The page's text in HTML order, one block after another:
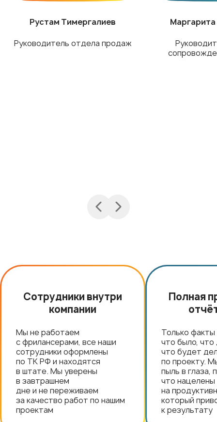
Рустам Тимергалиев
Руководитель отдела продаж
Сотрудники внутри
компании
Мы не работаем
с фрилансерами, все наши
сотрудники оформлены
по ТК РФ и находятся
в штате. Мы уверены
в завтрашнем
дне и не переживаем
за качество работ по нашим
проектам
Полная
Только
что было, что
что будет
по проекту.
пыль в глаза,
что нацелены
на
который
к результату